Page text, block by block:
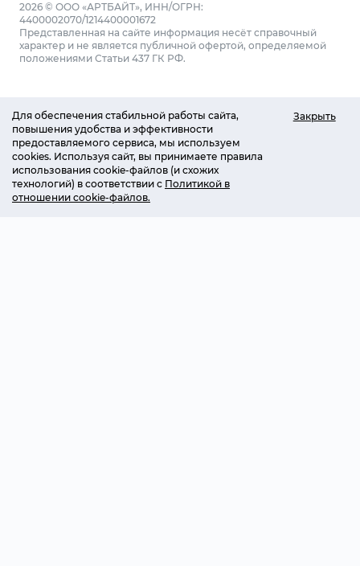
2026 © ООО «АРТБАЙТ», ИНН/ОГРН:
4400002070/1214400001672
Представленная на сайте информация несёт справочный
характер и не является публичной офертой, определяемой
положениями Статьи 437 ГК РФ.
Закрыть
Для обеспечения стабильной работы сайта,
повышения удобства и эффективности
предоставляемого сервиса, мы используем
cookies. Используя сайт, вы принимаете правила
использования cookie-файлов (и схожих
технологий) в соответствии с Политикой в
отношении cookie-файлов.